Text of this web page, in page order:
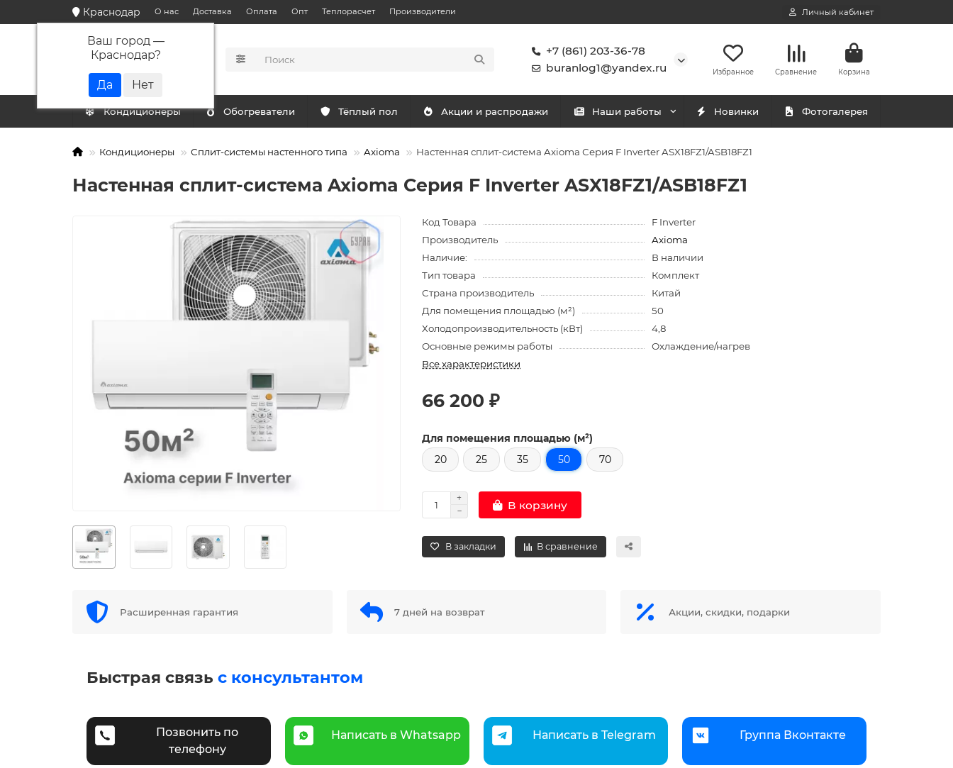
Краснодар
Ваш город —
Краснодар?
О нас Доставка Оплата Опт Теплорасчет Производители Личный кабинет
КАТАЛОГ
+7 (861) 203-36-78
buranlog1@yandex.ru
Избранное Сравнение Корзина
Кондиционеры Обогреватели Тёплый пол Акции и распродажи Наши работы Новинки Фотогалерея
Кондиционеры Сплит-системы настенного типа Axioma Настенная сплит-система Axioma Серия F Inverter ASX18FZ1/ASB18FZ1
Настенная сплит-система Axioma Серия F Inverter ASX18FZ1/ASB18FZ1
Код Товара
F Inverter
Производитель
Axioma
Наличие:
В наличии
Тип товара
Комплект
Страна производитель
Китай
Для помещения площадью (м²)
50
Холодопроизводительность (кВт)
4,8
Основные режимы работы
Охлаждение/нагрев
Все характеристики
66 200 ₽
Для помещения площадью (м²)
20
25 35 50 70
В корзину
В закладки В сравнение
Расширенная гарантия 7 дней на возврат Акции, скидки, подарки
Быстрая связь с консультантом
Позвонить по
телефону
Написать в Whatsapp Написать в Telegram Группа Вконтакте